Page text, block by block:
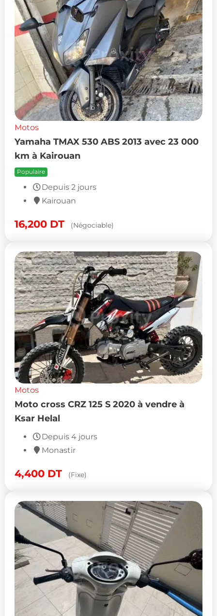
Motos
Yamaha TMAX 530 ABS 2013 avec 23 000
km à Kairouan
Populaire
Depuis 2 jours
Kairouan
16,200 DT (Négociable)
Motos
Moto cross CRZ 125 S 2020 à vendre à
Ksar Helal
Depuis 4 jours
Monastir
4,400 DT (Fixe)